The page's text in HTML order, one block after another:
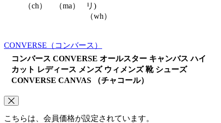
（ch）
（ma）
リ)
（wh）
CONVERSE （コンバース）
コンバース CONVERSE オールスター キャンバス ハイ
カット レディース メンズ ウィメンズ 靴 シューズ
CONVERSE CANVAS （チャコール）
こちらは、会員価格が設定されています。